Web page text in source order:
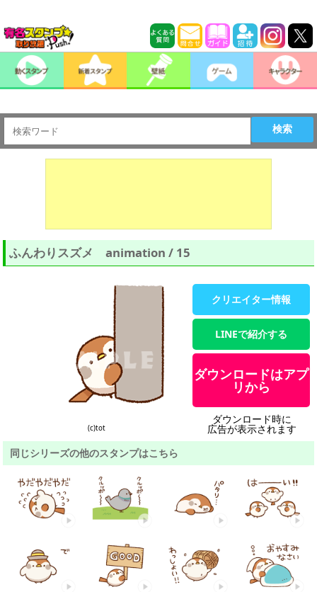
検索
ふんわりスズメ animation / 15
(c)tot
クリエイター情報
LINEで紹介する
ダウンロードはアプ
リから
ダウンロード時に
広告が表示されます
同じシリーズの他のスタンプはこちら